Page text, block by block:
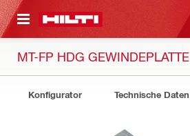
MT-FP HDG GEWINDEPLATTE
Konfigurator Technische Daten